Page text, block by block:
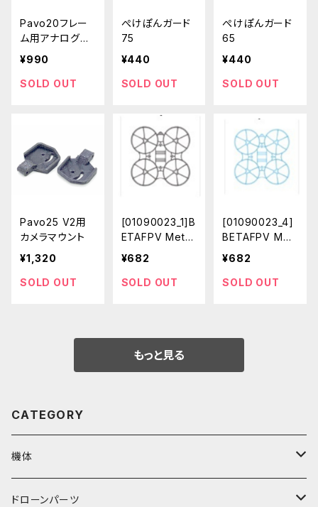
Pavo20フレー
ム用アナログカ
メラVTXマウン
¥990
SOLD OUT
ぺけぽんガード
75
¥440
SOLD OUT
ぺけぽんガード
65
¥440
SOLD OUT
Pavo25 V2用
カメラマウント
¥1,320
SOLD OUT
[01090023_1]B
ETAFPV Mete
or75 Air Brush
ame BLACK
¥682
SOLD OUT
[01090023_4]
BETAFPV Met
eor75 Air Brus
Frame CLEAR
¥682
SOLD OUT
もっと見る
CATEGORY
機体
RTFセット
ドローンパーツ